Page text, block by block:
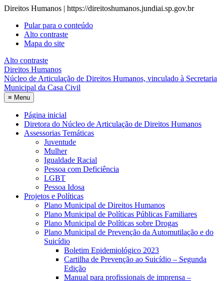
Direitos Humanos | https://direitoshumanos.jundiai.sp.gov.br
Pular para o conteúdo
Alto contraste
Mapa do site
Alto contraste
Direitos Humanos
Núcleo de Articulação de Direitos Humanos, vinculado à Secretaria
Municipal da Casa Civil
≡ Menu
Página inicial
Diretora do Núcleo de Articulação de Direitos Humanos
Assessorias Temáticas
Juventude
Mulher
Igualdade Racial
Pessoa com Deficiência
LGBT
Pessoa Idosa
Projetos e Políticas
Plano Municipal de Direitos Humanos
Plano Municipal de Políticas Públicas Familiares
Plano Municipal de Políticas sobre Drogas
Plano Municipal de Prevenção da Automutilação e do
Suicídio
Boletim Epidemiológico 2023
Cartilha de Prevenção ao Suicídio – Segunda
Edição
Manual para profissionais de imprensa –